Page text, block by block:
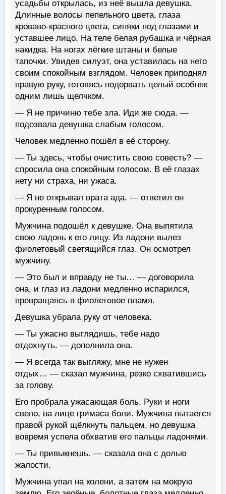
усадьбы открылась, из неё вышла девушка.
Длинные волосы пепельного цвета, глаза
кроваво-красного цвета, синяки под глазами и
уставшее лицо. На теле белая рубашка и чёрная
накидка. На ногах лёгкие штаны и белые
тапочки. Увидев силуэт, она уставилась на него
своим спокойным взглядом. Человек приподнял
правую руку, готовясь подорвать целый особняк
одним лишь щелчком.
— Я не причиню тебе зла. Иди же сюда. —
подозвала девушка слабым голосом.
Человек медленно пошёл в её сторону.
— Ты здесь, чтобы очистить свою совесть? —
спросила она спокойным голосом. В её глазах
нету ни страха, ни ужаса.
— Я не открывал врата ада. — ответил он
прокуренным голосом.
Мужчина подошёл к девушке. Она выпятила
свою ладонь к его лицу. Из ладони вылез
фиолетовый светящийся глаз. Он осмотрел
мужчину.
— Это был и вправду не ты… — договорила
она, и глаз из ладони медленно испарился,
превращаясь в фиолетовое пламя.
Девушка убрала руку от человека.
— Ты ужасно выглядишь, тебе надо
отдохнуть. — дополнила она.
— Я всегда так выгляжу, мне не нужен
отдых… — сказал мужчина, резко схватившись
за голову.
Его пробрала ужасающая боль. Руки и ноги
свело, на лице гримаса боли. Мужчина пытается
правой рукой щёлкнуть пальцем, но девушка
вовремя успела обхватив его пальцы ладонями.
— Ты привыкнешь. — сказала она с долью
жалости.
Мужчина упал на колени, а затем на мокрую